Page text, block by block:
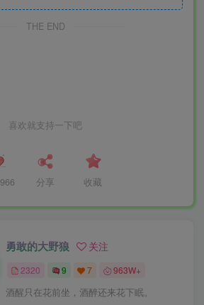
THE END
喜欢就支持一下吧
966 分享 收藏
勇敢的大野狼 关注
2320 9 7 963W+
酒醒只在花前坐，酒醉还来花下眠。